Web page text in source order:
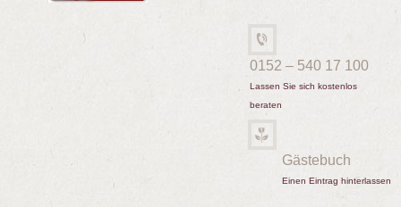
0152 – 540 17 100
Lassen Sie sich kostenlos
beraten
Gästebuch
Einen Eintrag hinterlassen